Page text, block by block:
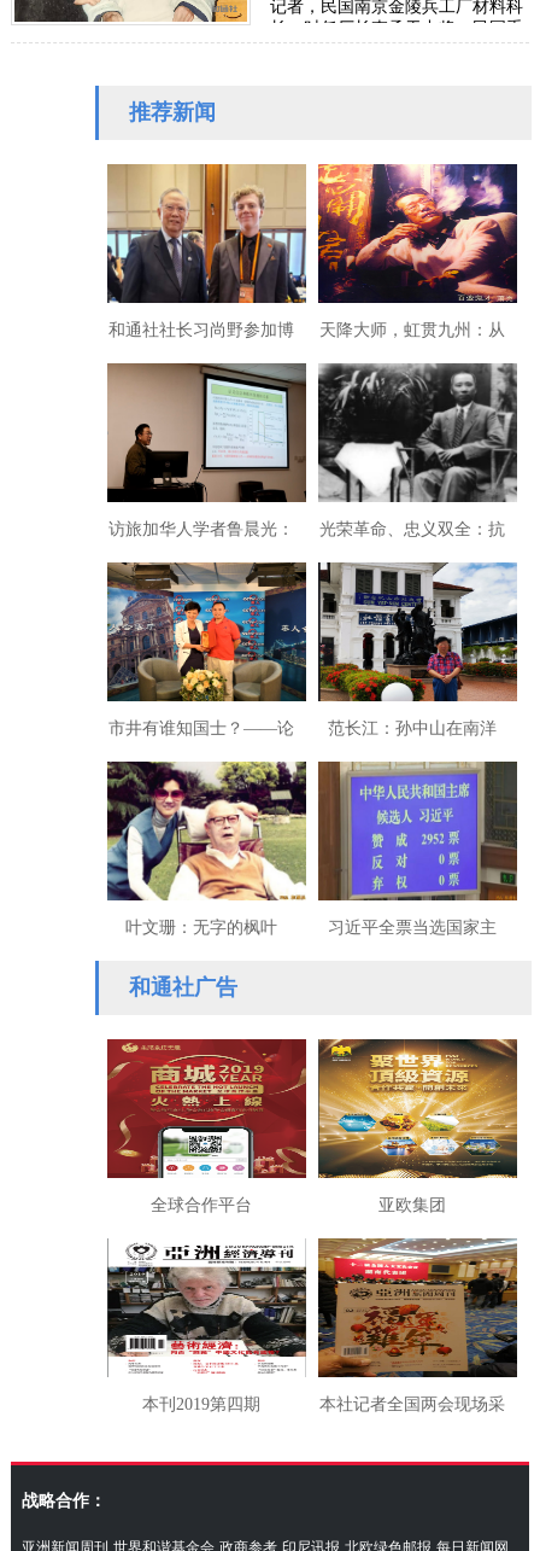
记者，民国南京金陵兵工厂材料科
长，时任厂长李承干中将；民国重
推荐新闻
和通社社长习尚野参加博
鳌亚洲论坛
天降大师，虹贯九州：从
萧诗、萧书到萧画、萧雕
访旅加华人学者鲁晨光：
揭开颜色视觉的数学奥秘
光荣革命、忠义双全：抗
日名将蒋斌将军
市井有谁知国士？——论
刘浩锋的“和学”
范长江：孙中山在南洋
叶文珊：无字的枫叶 习近平全票当选国家主
和通社广告
全球合作平台 亚欧集团
本刊2019第四期 本社记者全国两会现场采
访湖南代表团
战略合作：